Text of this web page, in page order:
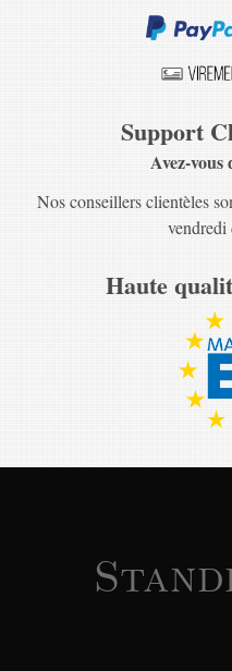
Support
Avez-vous
Nos conseillers clientèles
vendredi
Haute